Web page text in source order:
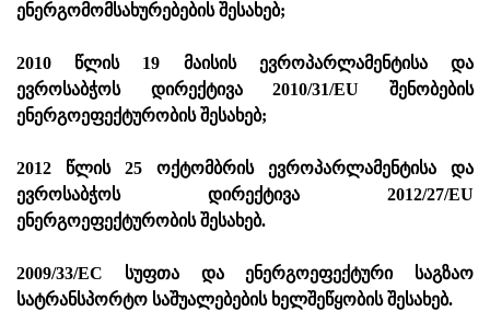
ენერგომომსახურებების შესახებ;
2010 წლის 19 მაისის ევროპარლამენტისა და
ევროსაბჭოს დირექტივა 2010/31/EU შენობების
ენერგოეფექტურობის შესახებ;
2012 წლის 25 ოქტომბრის ევროპარლამენტისა და
ევროსაბჭოს დირექტივა 2012/27/EU
ენერგოეფექტურობის შესახებ.
2009/33/EC სუფთა და ენერგოეფექტური საგზაო
სატრანსპორტო საშუალებების ხელშეწყობის შესახებ.